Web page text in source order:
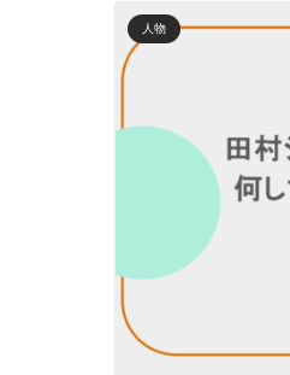
人物